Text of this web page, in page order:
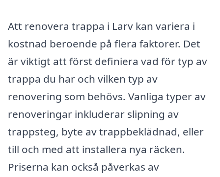
Att renovera trappa i Larv kan variera i
kostnad beroende på flera faktorer. Det
är viktigt att först definiera vad för typ av
trappa du har och vilken typ av
renovering som behövs. Vanliga typer av
renoveringar inkluderar slipning av
trappsteg, byte av trappbeklädnad, eller
till och med att installera nya räcken.
Priserna kan också påverkas av